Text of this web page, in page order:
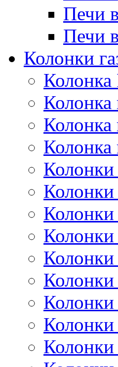
Печи
Печи
Колонки
Колонка
Колонка
Колонка
Колонка
Колонки
Колонки
Колонки
Колонки
Колонки
Колонки
Колонки